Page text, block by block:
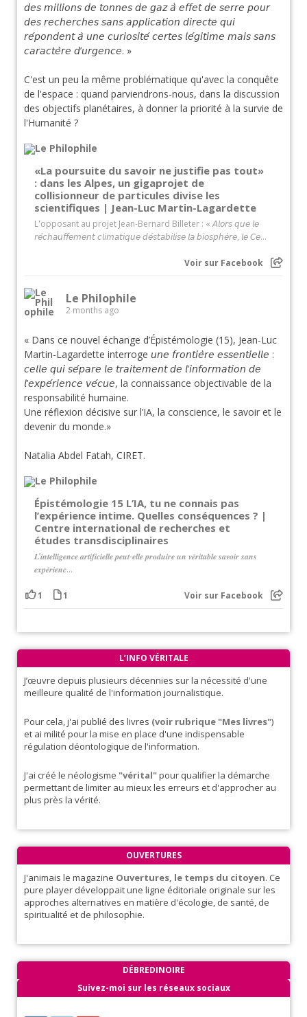
𝘥𝘦𝘴 𝘮𝘪𝘭𝘭𝘪𝘰𝘯𝘴 𝘥𝘦 𝘵𝘰𝘯𝘯𝘦𝘴 𝘥𝘦 𝘨𝘢𝘻 𝘢̀ 𝘦𝘧𝘧𝘦𝘵 𝘥𝘦 𝘴𝘦𝘳𝘳𝘦 𝘱𝘰𝘶𝘳
𝘥𝘦𝘴 𝘳𝘦𝘤𝘩𝘦𝘳𝘤𝘩𝘦𝘴 𝘴𝘢𝘯𝘴 𝘢𝘱𝘱𝘭𝘪𝘤𝘢𝘵𝘪𝘰𝘯 𝘥𝘪𝘳𝘦𝘤𝘵𝘦 𝘲𝘶𝘪
𝘳𝘦́𝘱𝘰𝘯𝘥𝘦𝘯𝘵 𝘢̀ 𝘶𝘯𝘦 𝘤𝘶𝘳𝘪𝘰𝘴𝘪𝘵𝘦́ 𝘤𝘦𝘳𝘵𝘦𝘴 𝘭𝘦́𝘨𝘪𝘵𝘪𝘮𝘦 𝘮𝘢𝘪𝘴 𝘴𝘢𝘯𝘴
𝘤𝘢𝘳𝘢𝘤𝘵𝘦̀𝘳𝘦 𝘥’𝘶𝘳𝘨𝘦𝘯𝘤𝘦. »
C'est un peu la même problématique qu'avec la conquête
de l'espace : quand parviendrons-nous, dans la discussion
des objectifs planétaires, à donner la priorité à la survie de
l'Humanité ?
«La poursuite du savoir ne justifie pas tout»
: dans les Alpes, un gigaprojet de
collisionneur de particules divise les
scientifiques | Jean-Luc Martin-Lagardette
L'opposant au projet Jean-Bernard Billeter : « 𝘈𝘭𝘰𝘳𝘴 𝘲𝘶𝘦 𝘭𝘦
𝘳𝘦́𝘤𝘩𝘢𝘶𝘧𝘧𝘦𝘮𝘦𝘯𝘵 𝘤𝘭𝘪𝘮𝘢𝘵𝘪𝘲𝘶𝘦 𝘥𝘦́𝘴𝘵𝘢𝘣𝘪𝘭𝘪𝘴𝘦 𝘭𝘢 𝘣𝘪𝘰𝘴𝘱𝘩𝘦̀𝘳𝘦, 𝘭𝘦 𝘊𝘦...
Voir sur Facebook
Le Philophile
2 months ago
« Dans ce nouvel échange d’Épistémologie (15), Jean-Luc
Martin-Lagardette interroge 𝘶𝘯𝘦 𝘧𝘳𝘰𝘯𝘵𝘪𝘦̀𝘳𝘦 𝘦𝘴𝘴𝘦𝘯𝘵𝘪𝘦𝘭𝘭𝘦 :
𝘤𝘦𝘭𝘭𝘦 𝘲𝘶𝘪 𝘴𝘦́𝘱𝘢𝘳𝘦 𝘭𝘦 𝘵𝘳𝘢𝘪𝘵𝘦𝘮𝘦𝘯𝘵 𝘥𝘦 𝘭’𝘪𝘯𝘧𝘰𝘳𝘮𝘢𝘵𝘪𝘰𝘯 𝘥𝘦
𝘭’𝘦𝘹𝘱𝘦́𝘳𝘪𝘦𝘯𝘤𝘦 𝘷𝘦́𝘤𝘶𝘦, la connaissance objectivable de la
responsabilité humaine.
Une réflexion décisive sur l’IA, la conscience, le savoir et le
devenir du monde.»
Natalia Abdel Fatah, CIRET.
Épistémologie 15 L’IA, tu ne connais pas
l’expérience intime. Quelles conséquences ? |
Centre international de recherches et
études transdisciplinaires
𝑳’𝒊𝒏𝒕𝒆𝒍𝒍𝒊𝒈𝒆𝒏𝒄𝒆 𝒂𝒓𝒕𝒊𝒇𝒊𝒄𝒊𝒆𝒍𝒍𝒆 𝒑𝒆𝒖𝒕-𝒆𝒍𝒍𝒆 𝒑𝒓𝒐𝒅𝒖𝒊𝒓𝒆 𝒖𝒏 𝒗𝒆́𝒓𝒊𝒕𝒂𝒃𝒍𝒆 𝒔𝒂𝒗𝒐𝒊𝒓 𝒔𝒂𝒏𝒔
𝒆𝒙𝒑𝒆́𝒓𝒊𝒆𝒏𝒄...
1 1 Voir sur Facebook
L’INFO VÉRITALE
J’œuvre depuis plusieurs décennies sur la nécessité d'une
meilleure qualité de l'information journalistique.
Pour cela, j'ai publié des livres (voir rubrique "Mes livres")
et ai milité pour la mise en place d'une indispensable
régulation déontologique de l'information.
J'ai créé le néologisme "vérital"pour qualifier la démarche
permettant de limiter au mieux les erreurs et d'approcher au
plus près la vérité.
OUVERTURES
J'animais le magazine Ouvertures, le temps du citoyen. Ce
pure player développait une ligne éditoriale originale sur les
approches alternatives en matière d'écologie, de santé, de
spiritualité et de philosophie.
DÉBREDINOIRE
Suivez-moi sur les réseaux sociaux